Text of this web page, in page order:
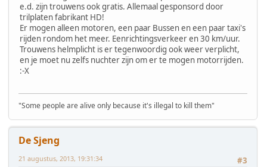
e.d. zijn trouwens ook gratis. Allemaal gesponsord door
trilplaten fabrikant HD!
Er mogen alleen motoren, een paar Bussen en een paar taxi's
rijden rondom het meer. Eenrichtingsverkeer en 30 km/uur.
Trouwens helmplicht is er tegenwoordig ook weer verplicht,
en je moet nu zelfs nuchter zijn om er te mogen motorrijden.
:-X
"Some people are alive only because it's illegal to kill them"
De Sjeng
#3
21 augustus, 2013, 19:31:34